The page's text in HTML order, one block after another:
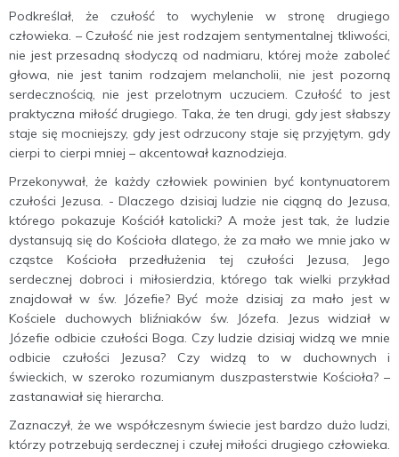
Podkreślał, że czułość to wychylenie w stronę drugiego
człowieka. – Czułość nie jest rodzajem sentymentalnej tkliwości,
nie jest przesadną słodyczą od nadmiaru, której może zaboleć
głowa, nie jest tanim rodzajem melancholii, nie jest pozorną
serdecznością, nie jest przelotnym uczuciem. Czułość to jest
praktyczna miłość drugiego. Taka, że ten drugi, gdy jest słabszy
staje się mocniejszy, gdy jest odrzucony staje się przyjętym, gdy
cierpi to cierpi mniej – akcentował kaznodzieja.
Przekonywał, że każdy człowiek powinien być kontynuatorem
czułości Jezusa. - Dlaczego dzisiaj ludzie nie ciągną do Jezusa,
którego pokazuje Kościół katolicki? A może jest tak, że ludzie
dystansują się do Kościoła dlatego, że za mało we mnie jako w
cząstce Kościoła przedłużenia tej czułości Jezusa, Jego
serdecznej dobroci i miłosierdzia, którego tak wielki przykład
znajdował w św. Józefie? Być może dzisiaj za mało jest w
Kościele duchowych bliźniaków św. Józefa. Jezus widział w
Józefie odbicie czułości Boga. Czy ludzie dzisiaj widzą we mnie
odbicie czułości Jezusa? Czy widzą to w duchownych i
świeckich, w szeroko rozumianym duszpasterstwie Kościoła? –
zastanawiał się hierarcha.
Zaznaczył, że we współczesnym świecie jest bardzo dużo ludzi,
którzy potrzebują serdecznej i czułej miłości drugiego człowieka.